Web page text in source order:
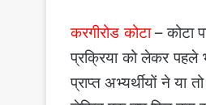
करगीरोड कोटा– कोटा
प्रक्रिया को लेकर पहले
प्राप्त अभ्यर्थीयों ने या